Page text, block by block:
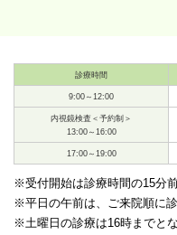
診療時間
9:00～12:00
内視鏡検査＜予約制＞
13:00～16:00
17:00～19:00
※受付開始は診療時間の15分
※平日の午前は、ご来院順に
※土曜日の診療は16時までとな